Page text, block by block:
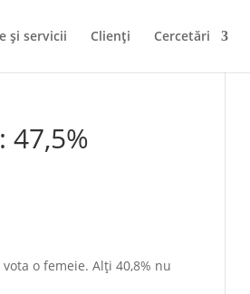
și servicii Clienți Cercetări
47,5%
o femeie. Alți 40,8% nu